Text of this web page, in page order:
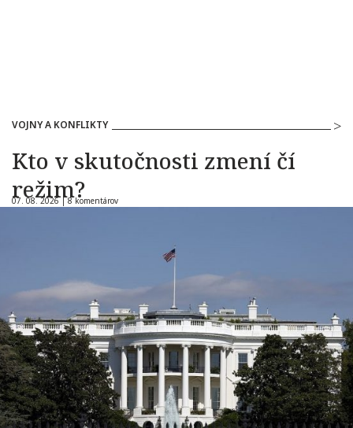
VOJNY A KONFLIKTY
Kto v skutočnosti zmení čí
režim?
07. 08. 2026 |8 komentárov